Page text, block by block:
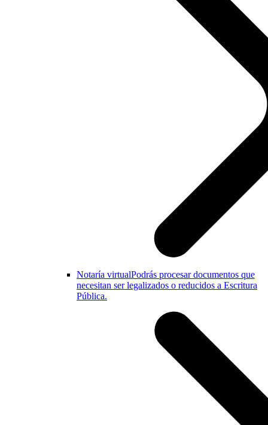
Notaría virtualPodrás procesar documentos que
necesitan ser legalizados o reducidos a Escritura
Pública.